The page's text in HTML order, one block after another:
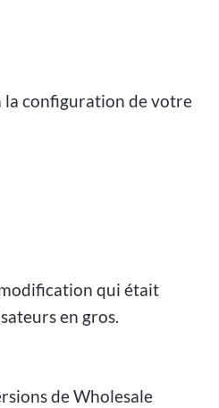
la configuration de votre
qui était
en gros.
de Wholesale